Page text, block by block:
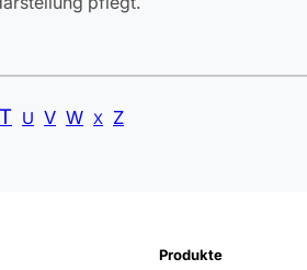
T U V W X Z
Produkte